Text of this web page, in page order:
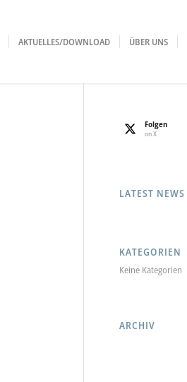
AKTUELLES/DOWNLOAD ÜBER UNS
Folgen
on X
LATEST NEWS
KATEGORIEN
Keine Kategorien
ARCHIV